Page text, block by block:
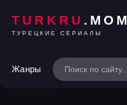
TURKRU .MOM
ТУРЕЦКИЕ СЕРИАЛЫ
Жанры